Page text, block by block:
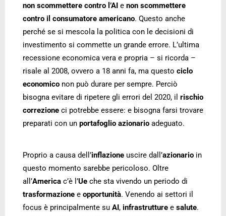
non scommettere contro l’AI e non scommettere
contro il consumatore americano. Questo anche
perché se si mescola la politica con le decisioni di
investimento si commette un grande errore. L’ultima
recessione economica vera e propria – si ricorda –
risale al 2008, ovvero a 18 anni fa, ma questo ciclo
economico non può durare per sempre. Perciò
bisogna evitare di ripetere gli errori del 2020, il rischio
correzione ci potrebbe essere: e bisogna farsi trovare
preparati con un portafoglio azionario adeguato.
Proprio a causa dell’inflazione uscire dall’azionario in
questo momento sarebbe pericoloso. Oltre
all’America c’è l’Ue che sta vivendo un periodo di
trasformazione e opportunità. Venendo ai settori il
focus è principalmente su AI, infrastrutture e salute.